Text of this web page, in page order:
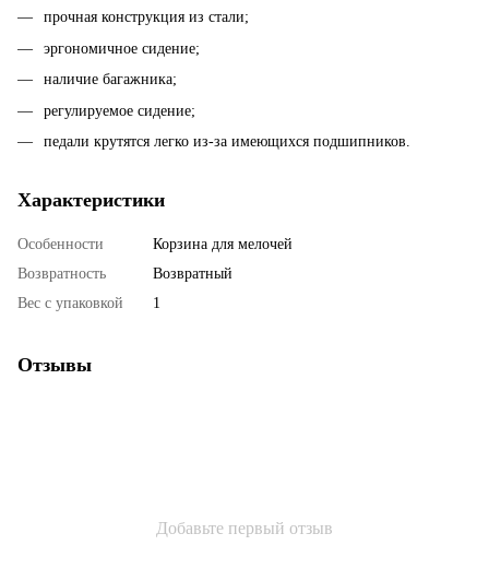
прочная конструкция из стали;
эргономичное сидение;
наличие багажника;
регулируемое сидение;
педали крутятся легко из-за имеющихся подшипников.
Характеристики
Особенности
Корзина для мелочей
Возвратность
Возвратный
Вес с упаковкой
1
Отзывы
Добавьте первый отзыв